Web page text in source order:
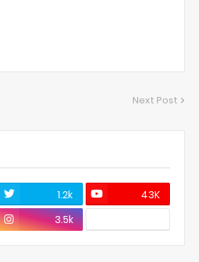
Next Post
1.2k
43K
3.5k